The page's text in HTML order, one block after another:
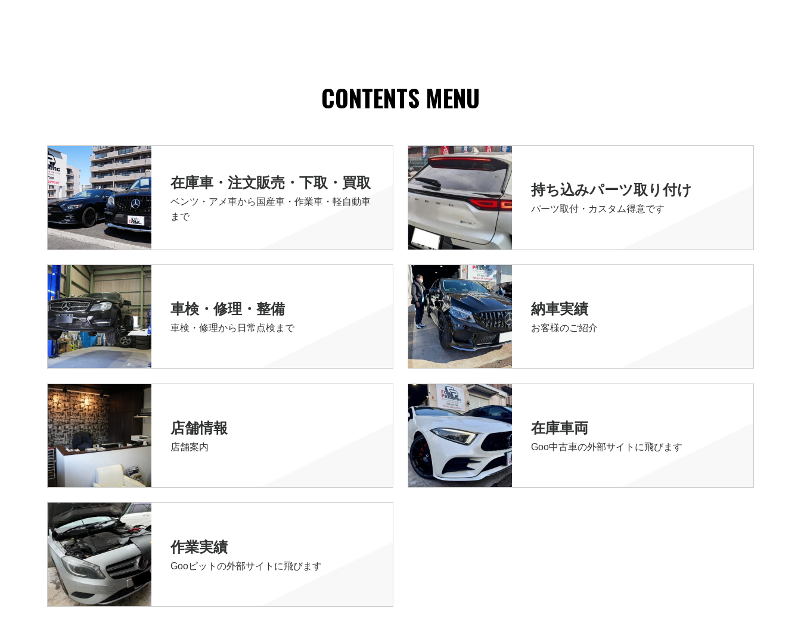
CONTENTS MENU
在庫車・注文販売・下取・買取
ベンツ・アメ車から国産車・作業車・軽自動車
まで
持ち込みパーツ取り付け
パーツ取付・カスタム得意です
車検・修理・整備
車検・修理から日常点検まで
納車実績
お客様のご紹介
店舗情報
店舗案内
在庫車両
Goo中古車の外部サイトに飛びます
作業実績
Gooピットの外部サイトに飛びます